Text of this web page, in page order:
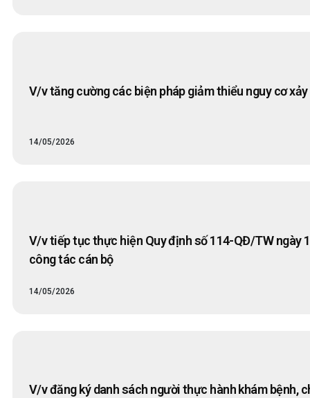
V/v tăng cường các biện pháp giảm thiểu nguy cơ
14/05/2026
V/v tiếp tục thực hiện Quy định số 114-QĐ/TW ngày
công tác cán bộ
14/05/2026
V/v đăng ký danh sách người thực hành khám bệnh,